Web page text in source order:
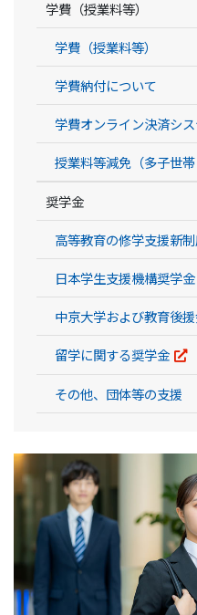
学費（授業料等）
学費（授業料等）
学費納付について
学費オンライン決済シ
授業料等減免（多子世帯
奨学金
高等教育の修学支援新
日本学生支援機構奨学金
中京大学および教育後
留学に関する奨学金
その他、団体等の支援